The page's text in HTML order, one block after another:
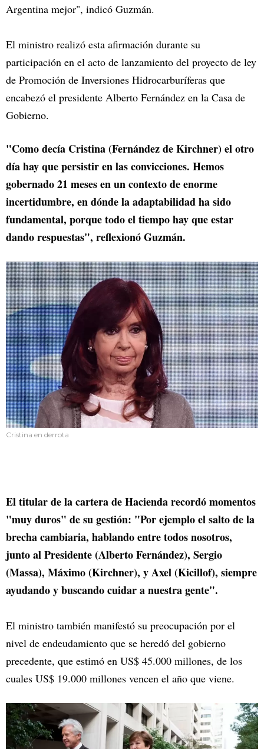
Argentina mejor", indicó Guzmán.
El ministro realizó esta afirmación durante su
participación en el acto de lanzamiento del proyecto de ley
de Promoción de Inversiones Hidrocarburíferas que
encabezó el presidente Alberto Fernández en la Casa de
Gobierno.
"Como decía Cristina (Fernández de Kirchner) el otro
día hay que persistir en las convicciones. Hemos
gobernado 21 meses en un contexto de enorme
incertidumbre, en dónde la adaptabilidad ha sido
fundamental, porque todo el tiempo hay que estar
dando respuestas", reflexionó Guzmán.
Cristina en derrota
El titular de la cartera de Hacienda recordó momentos
"muy duros" de su gestión: "Por ejemplo el salto de la
brecha cambiaria, hablando entre todos nosotros,
junto al Presidente (Alberto Fernández), Sergio
(Massa), Máximo (Kirchner), y Axel (Kicillof), siempre
ayudando y buscando cuidar a nuestra gente".
El ministro también manifestó su preocupación por el
nivel de endeudamiento que se heredó del gobierno
precedente, que estimó en US$ 45.000 millones, de los
cuales US$ 19.000 millones vencen el año que viene.